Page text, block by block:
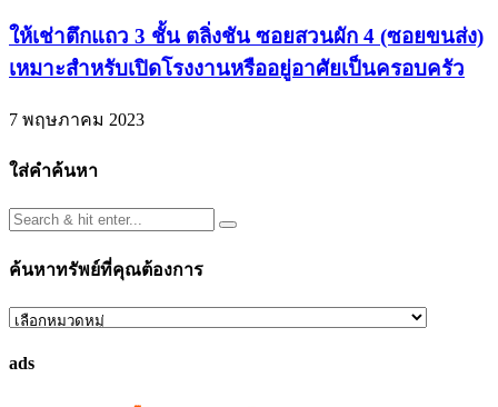
ให้เช่าตึกแถว 3 ชั้น ตลิ่งชัน ซอยสวนผัก 4 (ซอยขนส่ง)
เหมาะสำหรับเปิดโรงงานหรืออยู่อาศัยเป็นครอบครัว
7 พฤษภาคม 2023
ใส่คำค้นหา
ค้นหาทรัพย์ที่คุณต้องการ
ค้นหา
ที่
ads